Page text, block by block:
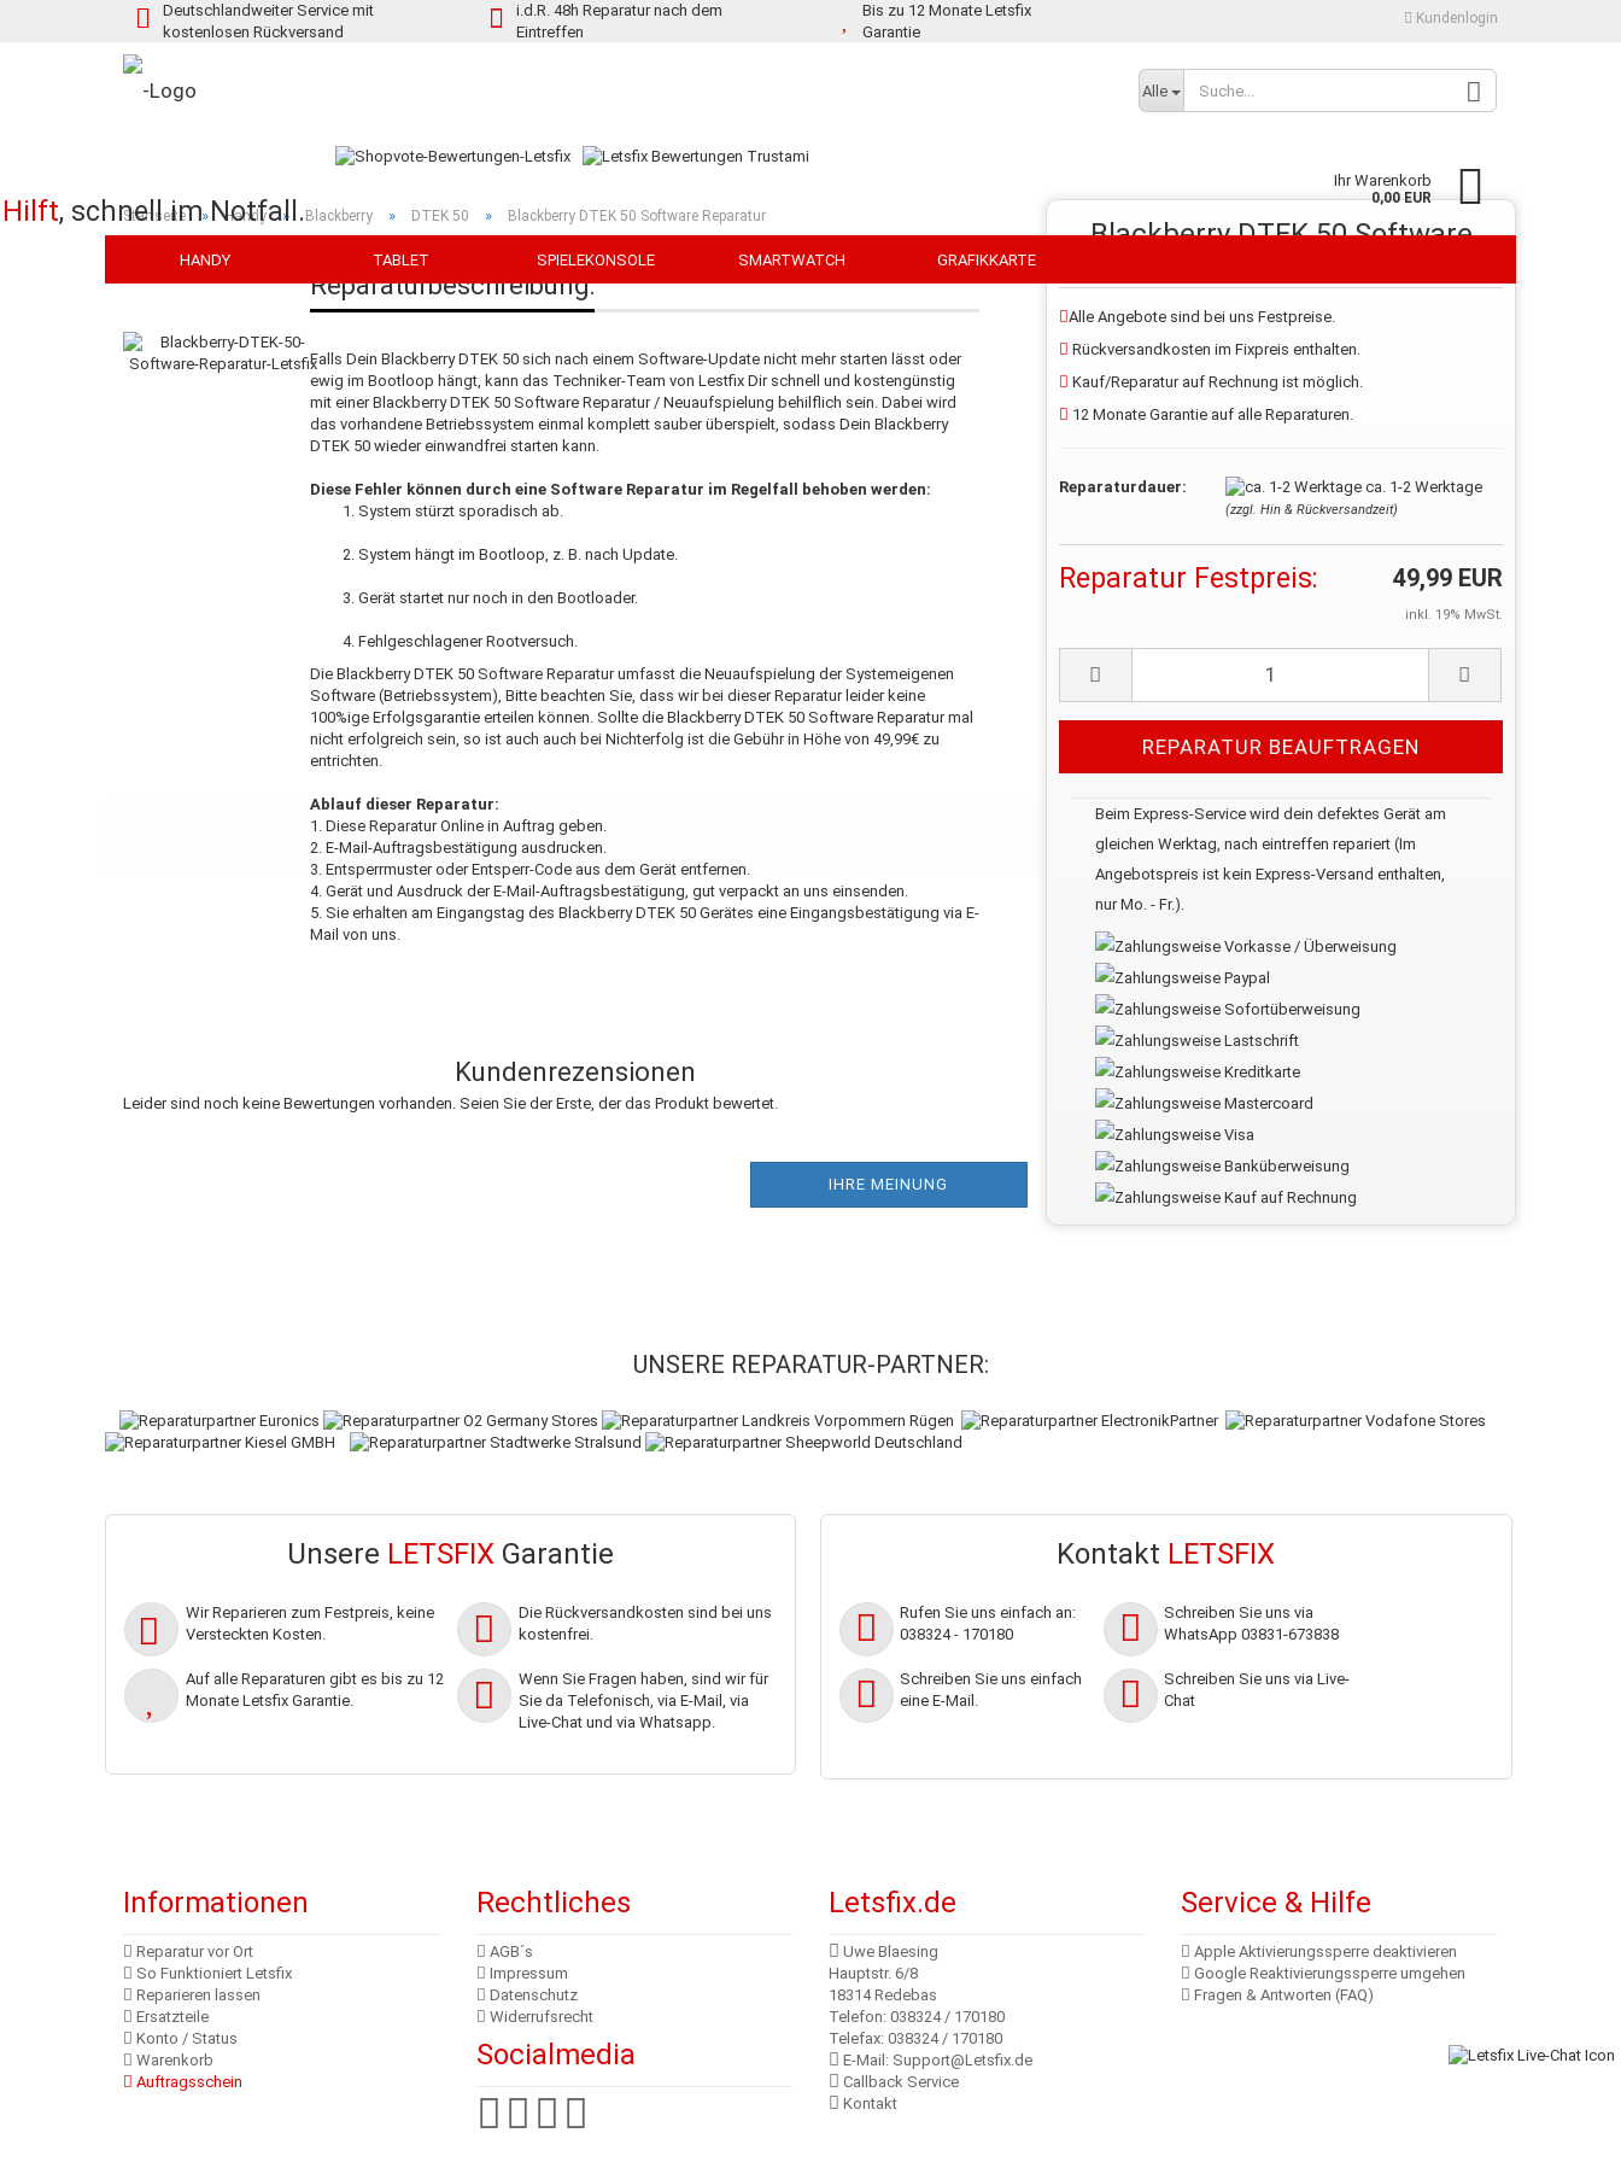
Deutschlandweiter Service mit
kostenlosen Rückversand
i.d.R. 48h Reparatur nach dem
Eintreffen
Bis zu 12 Monate Letsfix
Garantie
Kundenlogin
Konto erstellen
Passwort vergessen?
Alle
Hilft, schnell im Notfall.
Ihr Warenkorb
0,00 EUR
HANDY TABLET SPIELEKONSOLE SMARTWATCH GRAFIKKARTE
Startseite » Handy » Blackberry » DTEK 50 » Blackberry DTEK 50 Software Reparatur
Blackberry DTEK 50 Software
Alle Angebote sind bei uns Festpreise.
Rückversandkosten im Fixpreis enthalten.
Kauf/Reparatur auf Rechnung ist möglich.
12 Monate Garantie auf alle Reparaturen.
Reparaturdauer: ca. 1-2 Werktage
(zzgl. Hin & Rückversandzeit)
Reparatur Festpreis: 49,99 EUR
inkl. 19% MwSt.
Beim Express-Service wird dein defektes Gerät am
gleichen Werktag, nach eintreffen repariert (Im
Angebotspreis ist kein Express-Versand enthalten,
nur Mo. - Fr.).
Reparaturbeschreibung:
Falls Dein Blackberry DTEK 50 sich nach einem Software-Update nicht mehr starten lässt oder
ewig im Bootloop hängt, kann das Techniker-Team von Lestfix Dir schnell und kostengünstig
mit einer Blackberry DTEK 50 Software Reparatur / Neuaufspielung behilflich sein. Dabei wird
das vorhandene Betriebssystem einmal komplett sauber überspielt, sodass Dein Blackberry
DTEK 50 wieder einwandfrei starten kann.
Diese Fehler können durch eine Software Reparatur im Regelfall behoben werden:
System stürzt sporadisch ab.
System hängt im Bootloop, z. B. nach Update.
Gerät startet nur noch in den Bootloader.
Fehlgeschlagener Rootversuch.
Die Blackberry DTEK 50 Software Reparatur umfasst die Neuaufspielung der Systemeigenen
Software (Betriebssystem), Bitte beachten Sie, dass wir bei dieser Reparatur leider keine
100%ige Erfolgsgarantie erteilen können. Sollte die Blackberry DTEK 50 Software Reparatur mal
nicht erfolgreich sein, so ist auch auch bei Nichterfolg ist die Gebühr in Höhe von 49,99€ zu
entrichten.
Ablauf dieser Reparatur:
1. Diese Reparatur Online in Auftrag geben.
2. E-Mail-Auftragsbestätigung ausdrucken.
3. Entsperrmuster oder Entsperr-Code aus dem Gerät entfernen.
4. Gerät und Ausdruck der E-Mail-Auftragsbestätigung, gut verpackt an uns einsenden.
5. Sie erhalten am Eingangstag des Blackberry DTEK 50 Gerätes eine Eingangsbestätigung via E-
Mail von uns.
Kundenrezensionen
Leider sind noch keine Bewertungen vorhanden. Seien Sie der Erste, der das Produkt bewertet.
IHRE MEINUNG
UNSERE REPARATUR-PARTNER:
Unsere LETSFIX Garantie
Wir Reparieren zum Festpreis, keine
Versteckten Kosten.
Die Rückversandkosten sind bei uns
kostenfrei.
Auf alle Reparaturen gibt es bis zu 12
Monate Letsfix Garantie.
Wenn Sie Fragen haben, sind wir für
Sie da Telefonisch, via E-Mail, via
Live-Chat und via Whatsapp.
Kontakt LETSFIX
Rufen Sie uns einfach an:
038324 - 170180
Schreiben Sie uns via
WhatsApp 03831-673838
Schreiben Sie uns einfach
eine E-Mail.
Schreiben Sie uns via Live-
Chat
Informationen
Reparatur vor Ort
So Funktioniert Letsfix
Reparieren lassen
Ersatzteile
Konto / Status
Warenkorb
Auftragsschein
Rechtliches
AGB´s
Impressum
Datenschutz
Widerrufsrecht
Socialmedia
Letsfix.de
Uwe Blaesing
Hauptstr. 6/8
18314 Redebas
Telefon: 038324 / 170180
Telefax: 038324 / 170180
E-Mail: Support@Letsfix.de
Callback Service
Kontakt
Service & Hilfe
Apple Aktivierungssperre deaktivieren
Google Reaktivierungssperre umgehen
Fragen & Antworten (FAQ)